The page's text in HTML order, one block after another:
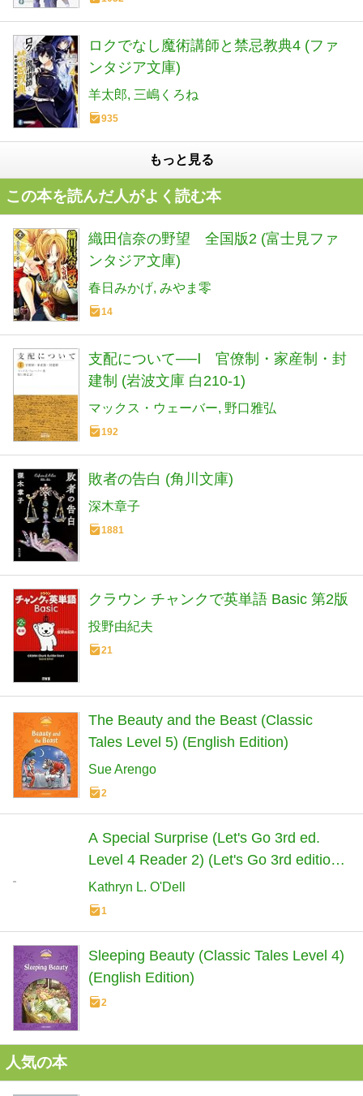
ロクでなし魔術講師と禁忌教典4 (ファ
ンタジア文庫)
羊太郎 三嶋くろね
935
もっと見る
この本を読んだ人がよく読む本
織田信奈の野望 全国版2 (富士見ファ
ンタジア文庫)
春日みかげ みやま零
14
支配について──Ⅰ 官僚制・家産制・封
建制 (岩波文庫 白210-1)
マックス・ウェーバー 野口雅弘
192
敗者の告白 (角川文庫)
深木章子
1881
クラウン チャンクで英単語 Basic 第2版
投野由紀夫
21
The Beauty and the Beast (Classic
Tales Level 5) (English Edition)
Sue Arengo
2
A Special Surprise (Let's Go 3rd ed.
Level 4 Reader 2) (Let's Go 3rd edition)
(English Edition)
Kathryn L. O'Dell
1
Sleeping Beauty (Classic Tales Level 4)
(English Edition)
2
人気の本